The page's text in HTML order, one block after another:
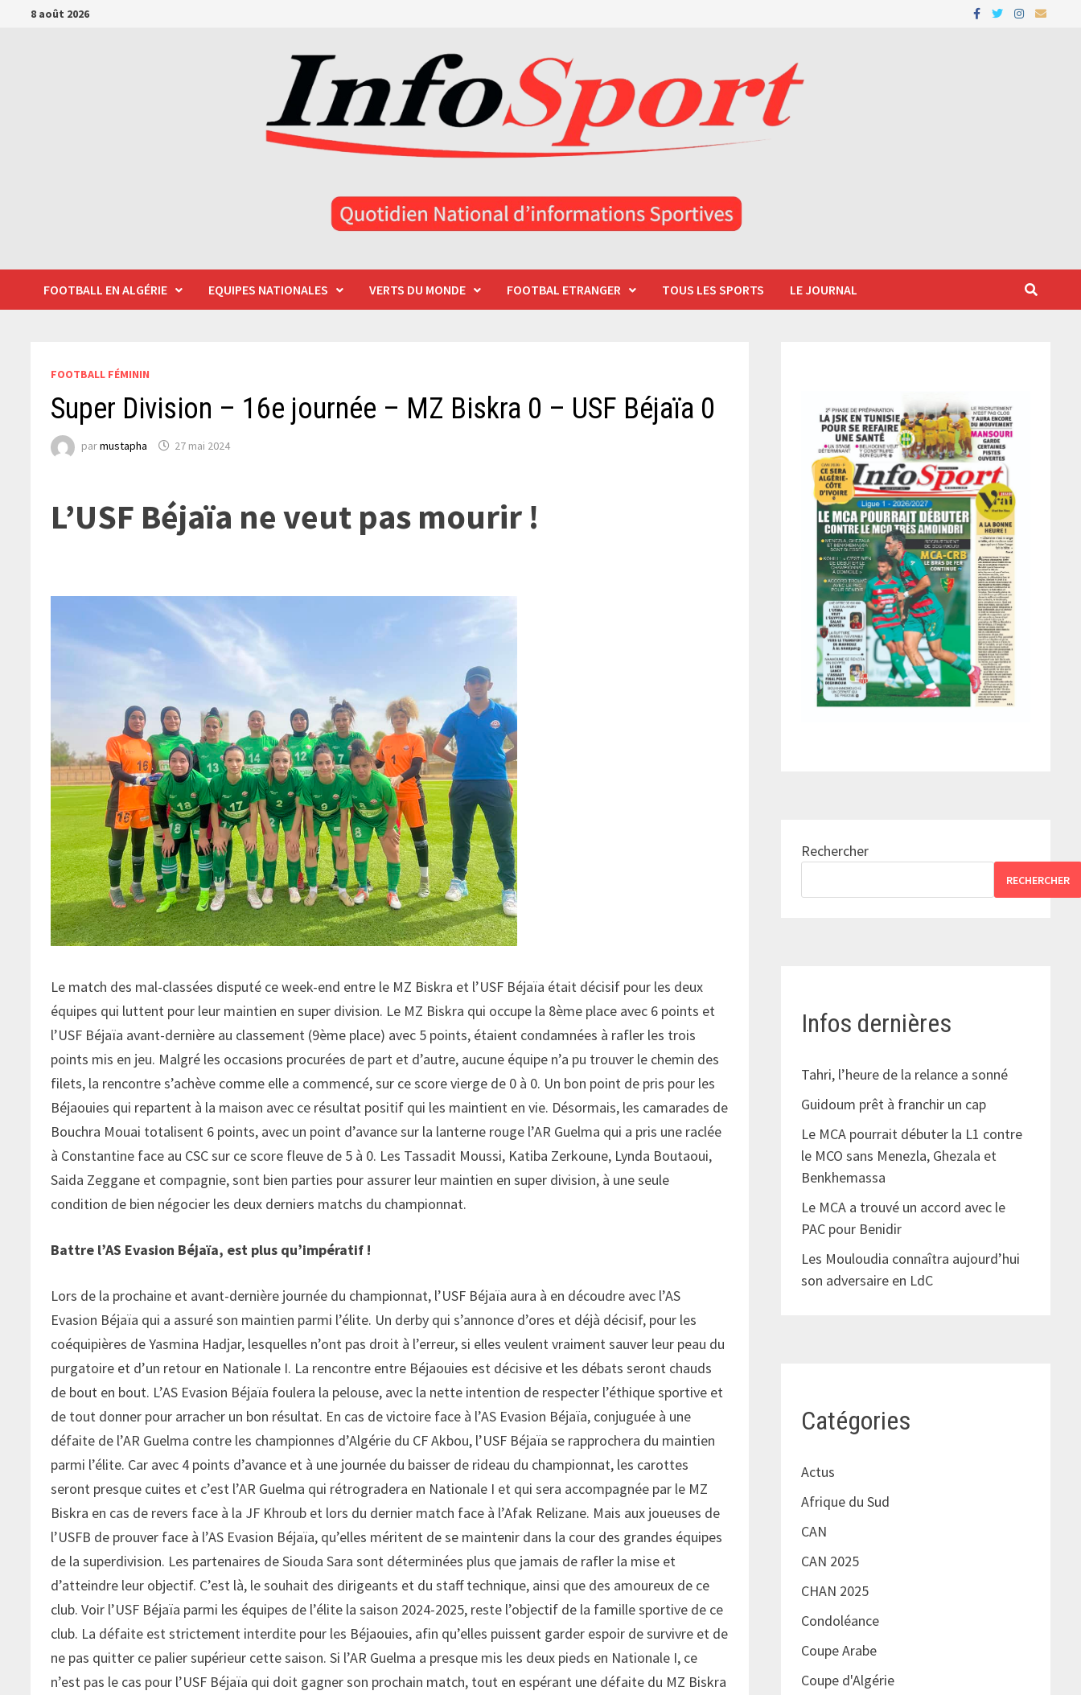
Passer8 août 2026
FOOTBALL EN ALGÉRIE EQUIPES NATIONALES VERTS DU MONDE FOOTBAL ETRANGER TOUS LES SPORTS LE JOURNAL
FOOTBALL FÉMININ
Super Division – 16e journée – MZ Biskra 0 – USF Béjaïa 0
parmustapha 27 mai 2024
L’USF Béjaïa ne veut pas mourir !
Le match des mal-classées disputé ce week-end entre le MZ Biskra et l’USF Béjaïa était décisif pour les deux
équipes qui luttent pour leur maintien en super division. Le MZ Biskra qui occupe la 8ème place avec 6 points et
l’USF Béjaïa avant-dernière au classement (9ème place) avec 5 points, étaient condamnées à rafler les trois
points mis en jeu. Malgré les occasions procurées de part et d’autre, aucune équipe n’a pu trouver le chemin des
filets, la rencontre s’achève comme elle a commencé, sur ce score vierge de 0 à 0. Un bon point de pris pour les
Béjaouies qui repartent à la maison avec ce résultat positif qui les maintient en vie. Désormais, les camarades de
Bouchra Mouai totalisent 6 points, avec un point d’avance sur la lanterne rouge l’AR Guelma qui a pris une raclée
à Constantine face au CSC sur ce score fleuve de 5 à 0. Les Tassadit Moussi, Katiba Zerkoune, Lynda Boutaoui,
Saida Zeggane et compagnie, sont bien parties pour assurer leur maintien en super division, à une seule
condition de bien négocier les deux derniers matchs du championnat.
Battre l’AS Evasion Béjaïa, est plus qu’impératif !
Lors de la prochaine et avant-dernière journée du championnat, l’USF Béjaïa aura à en découdre avec l’AS
Evasion Béjaïa qui a assuré son maintien parmi l’élite. Un derby qui s’annonce d’ores et déjà décisif, pour les
coéquipières de Yasmina Hadjar, lesquelles n’ont pas droit à l’erreur, si elles veulent vraiment sauver leur peau du
purgatoire et d’un retour en Nationale I. La rencontre entre Béjaouies est décisive et les débats seront chauds
de bout en bout. L’AS Evasion Béjaïa foulera la pelouse, avec la nette intention de respecter l’éthique sportive et
de tout donner pour arracher un bon résultat. En cas de victoire face à l’AS Evasion Béjaïa, conjuguée à une
défaite de l’AR Guelma contre les championnes d’Algérie du CF Akbou, l’USF Béjaïa se rapprochera du maintien
parmi l’élite. Car avec 4 points d’avance et à une journée du baisser de rideau du championnat, les carottes
seront presque cuites et c’est l’AR Guelma qui rétrogradera en Nationale I et qui sera accompagnée par le MZ
Biskra en cas de revers face à la JF Khroub et lors du dernier match face à l’Afak Relizane. Mais aux joueuses de
l’USFB de prouver face à l’AS Evasion Béjaïa, qu’elles méritent de se maintenir dans la cour des grandes équipes
de la superdivision. Les partenaires de Siouda Sara sont déterminées plus que jamais de rafler la mise et
d’atteindre leur objectif. C’est là, le souhait des dirigeants et du staff technique, ainsi que des amoureux de ce
club. Voir l’USF Béjaïa parmi les équipes de l’élite la saison 2024-2025, reste l’objectif de la famille sportive de ce
club. La défaite est strictement interdite pour les Béjaouies, afin qu’elles puissent garder espoir de survivre et de
ne pas quitter ce palier supérieur cette saison. Si l’AR Guelma a presque mis les deux pieds en Nationale I, ce
n’est pas le cas pour l’USF Béjaïa qui doit gagner son prochain match, tout en espérant une défaite du MZ Biskra
Rechercher
RECHERCHER
Infos dernières
Tahri, l’heure de la relance a sonné
Guidoum prêt à franchir un cap
Le MCA pourrait débuter la L1 contre
le MCO sans Menezla, Ghezala et
Benkhemassa
Le MCA a trouvé un accord avec le
PAC pour Benidir
Les Mouloudia connaîtra aujourd’hui
son adversaire en LdC
Catégories
Actus
Afrique du Sud
CAN
CAN 2025
CHAN 2025
Condoléance
Coupe Arabe
Coupe d'Algérie